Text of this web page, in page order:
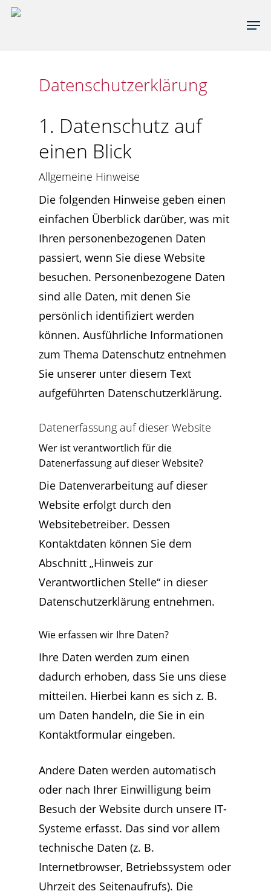
Skip
Datenschutz­erklärung
1. Datenschutz auf
einen Blick
Allgemeine Hinweise
Die folgenden Hinweise geben einen
einfachen Überblick darüber, was mit
Ihren personenbezogenen Daten
passiert, wenn Sie diese Website
besuchen. Personenbezogene Daten
sind alle Daten, mit denen Sie
persönlich identifiziert werden
können. Ausführliche Informationen
zum Thema Datenschutz entnehmen
Sie unserer unter diesem Text
aufgeführten Datenschutzerklärung.
Datenerfassung auf dieser Website
Wer ist verantwortlich für die
Datenerfassung auf dieser Website?
Die Datenverarbeitung auf dieser
Website erfolgt durch den
Websitebetreiber. Dessen
Kontaktdaten können Sie dem
Abschnitt „Hinweis zur
Verantwortlichen Stelle“ in dieser
Datenschutzerklärung entnehmen.
Wie erfassen wir Ihre Daten?
Ihre Daten werden zum einen
dadurch erhoben, dass Sie uns diese
mitteilen. Hierbei kann es sich z. B.
um Daten handeln, die Sie in ein
Kontaktformular eingeben.
Andere Daten werden automatisch
oder nach Ihrer Einwilligung beim
Besuch der Website durch unsere IT-
Systeme erfasst. Das sind vor allem
technische Daten (z. B.
Internetbrowser, Betriebssystem oder
Uhrzeit des Seitenaufrufs). Die